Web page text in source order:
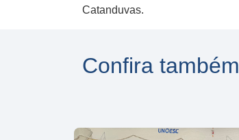
Catanduvas.
Confira também